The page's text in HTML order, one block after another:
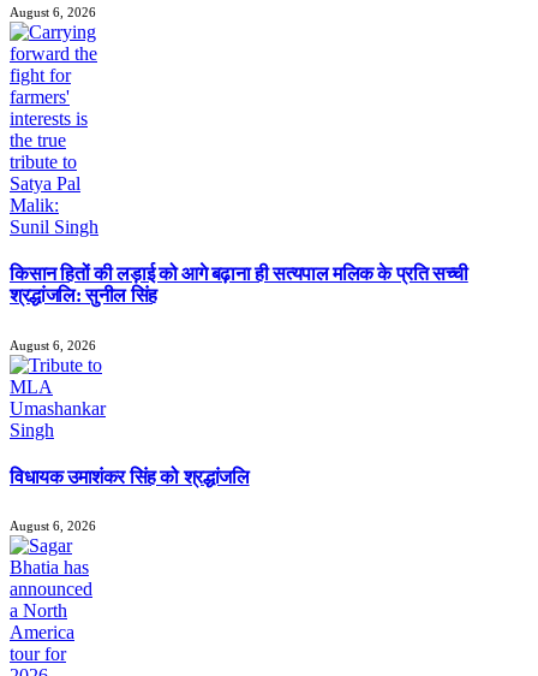
August 6, 2026
किसान हितों की लड़ाई को आगे बढ़ाना ही सत्यपाल मलिक के प्रति सच्ची
श्रद्धांजलि: सुनील सिंह
August 6, 2026
विधायक उमाशंकर सिंह को श्रद्धांजलि
August 6, 2026